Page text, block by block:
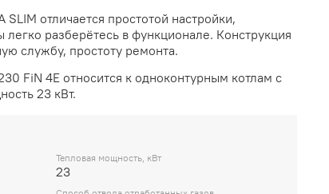
SLIM отличается простотой настройки,
разберётесь в функционале. Конструкция
службу, простоту ремонта.
FiN 4E относится к одноконтурным котлам с
23 кВт.
Тепловая мощность, кВт
23